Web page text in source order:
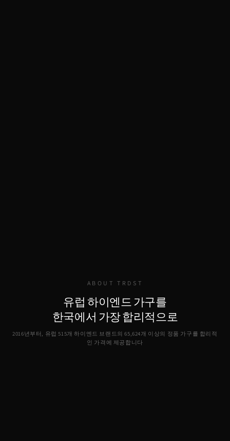
ABOUT TRDST
유럽 하이엔드 가구를
한국에서 가장 합리적으로
2016년부터, 유럽 515개 하이엔드 브랜드의65,624개 이상의 정품 가구를 합리적
인 가격에 제공합니다